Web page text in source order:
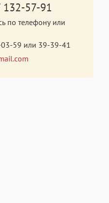
132-57-91
по телефону или
59 или 39-39-41